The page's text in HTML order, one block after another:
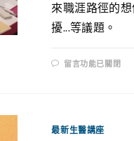
來職涯路徑的
擾...等議題。
留言功能已關閉
最新生醫講座